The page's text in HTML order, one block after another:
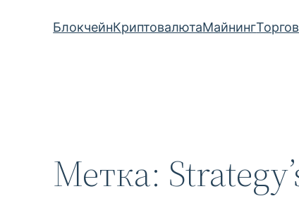
БлокчейнКриптовалютаМайнинг
Метка: